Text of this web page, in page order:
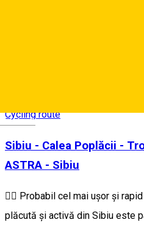
Deutsch
Cycling route
Sibiu - Calea Poplăcii -
ASTRA - Sibiu
🚵‍♀️ Probabil cel mai ușor și
plăcută și activă din Sibiu este